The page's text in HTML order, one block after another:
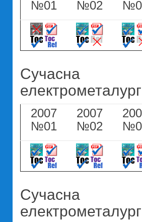
№01 №02
Сучасна
2007
№01
2007
№02
Сучасна